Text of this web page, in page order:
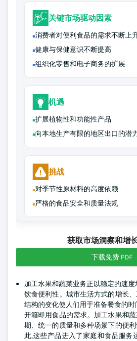
关键市场驱动因素
消费者对便利食品的需求不断上
健康与保健意识不断提高
组织化零售和电子商务的扩展
机遇
扩展植物性和功能性产品
向本地生产有限的地区出口的潜
挑战
对季节性原材料的高度依赖
严格的食品安全和质量法规
获取市场洞察和增
下载免费 PDF
加工水果和蔬菜业务正以稳定的速
饮食便利性。城市生活方式的增长
结构的变化使人们用于准备餐食的
开箱即用食品的需求。加工水果和
期、统一的质量和多种场景下的便
此,这些产品进入了家庭和食品服务